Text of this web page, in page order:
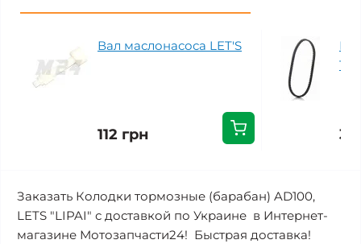
Вал маслонасоса LET'S
112 грн
Заказать Колодки тормозные (барабан) AD100,
LETS "LIPAI" с доставкой по Украине в Интернет-
магазине Мотозапчасти24! Быстрая доставка!